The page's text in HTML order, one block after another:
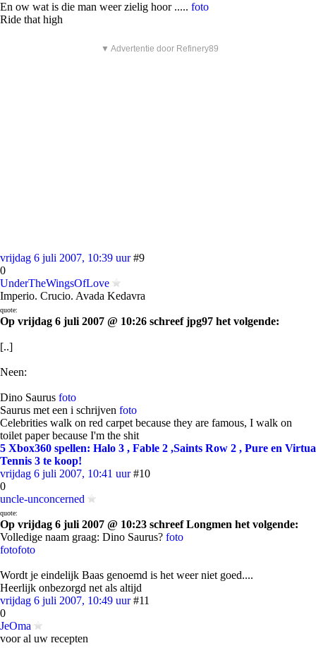
En ow wat is die man weer zielig hoor ..... foto
Ride that high
▼ Advertentie door Refinery89
vrijdag 6 juli 2007, 10:39 uur #9
0
UnderTheWingsOfLove
Imperio. Crucio. Avada Kedavra
quote:
Op vrijdag 6 juli 2007 @ 10:26 schreef jpg97 het volgende:
[..]
Neen:
Dino Saurus foto
Saurus met een i schrijven foto
Celebrities walk on red carpet because they are famous, I walk on
toilet paper because I'm the shit
5 Xbox360 spellen: Halo 3 , Fable 2 ,Saints Row 2 , Pure en Virtua
Tennis 3 te koop!
vrijdag 6 juli 2007, 10:41 uur #10
0
uncle-unconcerned
quote:
Op vrijdag 6 juli 2007 @ 10:23 schreef Longmen het volgende:
Volledige naam graag: Dino Saurus? foto
fotofoto
Wordt je eindelijk Baas genoemd is het weer niet goed....
Heerlijk onbezorgd net als altijd
vrijdag 6 juli 2007, 10:49 uur #11
0
JeOma
voor al uw recepten